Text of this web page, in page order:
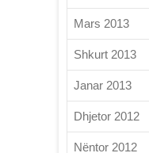
Mars 2013
Shkurt 2013
Janar 2013
Dhjetor 2012
Nëntor 2012